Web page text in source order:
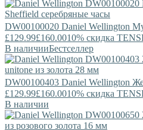
DW00100020 Daniel Wellington
£129.99£160.0010% скидка
В наличииБестселлер
DW00100403 Daniel Wellington
£129.99£160.0010% скидка
В наличии